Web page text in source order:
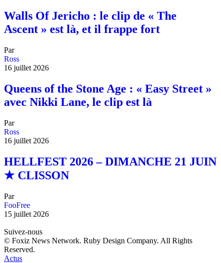
Walls Of Jericho : le clip de « The
Ascent » est là, et il frappe fort
Par
Ross
16 juillet 2026
Queens of the Stone Age : « Easy Street »
avec Nikki Lane, le clip est là
Par
Ross
16 juillet 2026
HELLFEST 2026 – DIMANCHE 21 JUIN
★ CLISSON
Par
FooFree
15 juillet 2026
Suivez-nous
© Foxiz News Network. Ruby Design Company. All Rights
Reserved.
Actus